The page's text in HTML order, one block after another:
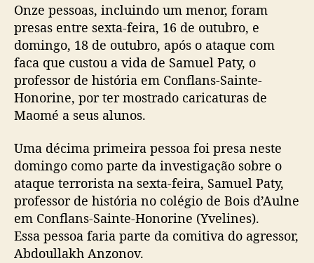
Onze pessoas, incluindo um menor, foram
presas entre sexta-feira, 16 de outubro, e
domingo, 18 de outubro, após o ataque com
faca que custou a vida de Samuel Paty, o
professor de história em Conflans-Sainte-
Honorine, por ter mostrado caricaturas de
Maomé a seus alunos.
Uma décima primeira pessoa foi presa neste
domingo como parte da investigação sobre o
ataque terrorista na sexta-feira, Samuel Paty,
professor de história no colégio de Bois d’Aulne
em Conflans-Sainte-Honorine (Yvelines).
Essa pessoa faria parte da comitiva do agressor,
Abdoullakh Anzonov.